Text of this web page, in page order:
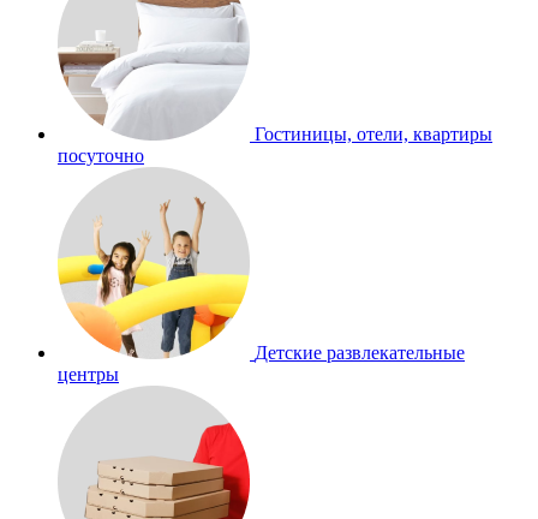
Гостиницы, отели, квартиры
посуточно
Детские развлекательные
центры